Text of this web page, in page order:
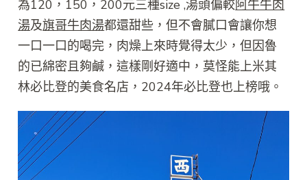
為120，150，200元三種size ,湯頭偏較阿牛牛肉
湯及旗哥牛肉湯都還甜些，但不會膩口會讓你想
一口一口的喝完，肉燥上來時覺得太少，但因魯
的已綿密且夠鹹，這樣剛好適中，莫怪能上米其
林必比登的美食名店，2024年必比登也上榜哦。